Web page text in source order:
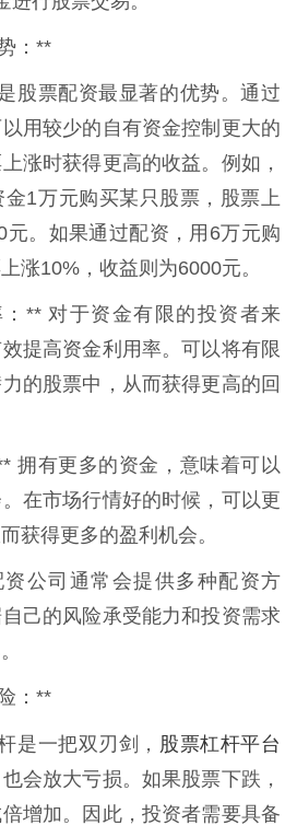
：**
股票配资最显著的优势。通过
用较少的自有资金控制更大的
涨时获得更高的收益。例如，
1万元购买某只股票，股票上
元。如果通过配资，用6万元购
涨10%，收益则为6000元。
** 对于资金有限的投资者来
提高资金利用率。可以将有限
的股票中，从而获得更高的回
拥有更多的资金，意味着可以
在市场行情好的时候，可以更
获得更多的盈利机会。
公司通常会提供多种配资方
己的风险承受能力和投资需求
：**
是一把双刃剑， 股票杠杆平台
会放大亏损。如果股票下跌，
增加。因此，投资者需要具备